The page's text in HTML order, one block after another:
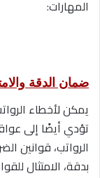
المهارات:
ضمان الدقة
يمكن لأخطاء
تؤدي أيضًا إلى
الرواتب، قوانين
بدقة، الامتثال